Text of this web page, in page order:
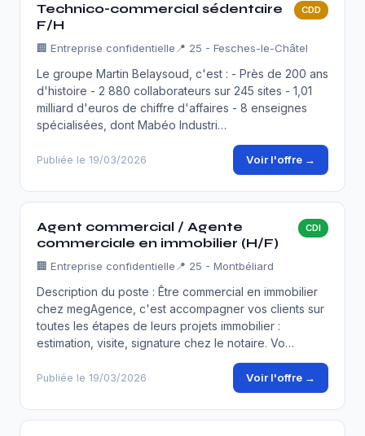
Technico-commercial sédentaire
F/H
CDD
🏢 Entreprise confidentielle 📍 25 - Fesches-le-Châtel
Le groupe Martin Belaysoud, c'est : - Près de 200 ans
d'histoire - 2 880 collaborateurs sur 245 sites - 1,01
milliard d'euros de chiffre d'affaires - 8 enseignes
spécialisées, dont Mabéo Industri…
Publiée le 19/03/2026 Voir l'offre →
Agent commercial / Agente
commerciale en immobilier (H/F)
CDI
🏢 Entreprise confidentielle 📍 25 - Montbéliard
Description du poste : Être commercial en immobilier
chez megAgence, c'est accompagner vos clients sur
toutes les étapes de leurs projets immobilier :
estimation, visite, signature chez le notaire. Vo…
Publiée le 19/03/2026 Voir l'offre →